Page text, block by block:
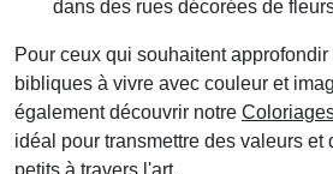
dans des rues décorées de
Pour ceux qui souhaitent
bibliques à vivre avec couleur et
également découvrir notre
idéal pour transmettre des valeurs et